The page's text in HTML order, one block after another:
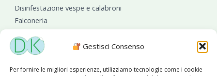
Gestisci Consenso
Per fornire le migliori esperienze, utilizziamo tecnologie come i cookie
Disinfestazione vespe e calabroni
Falconeria